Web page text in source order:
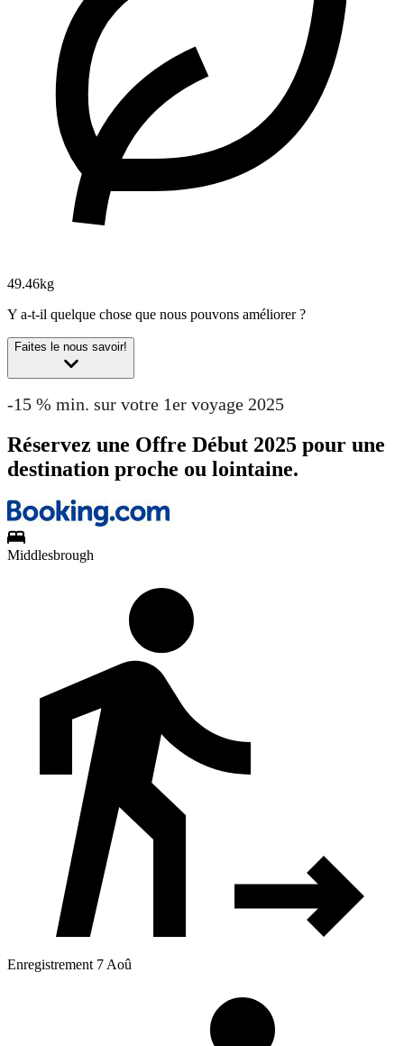
49.46kg
Y a-t-il quelque chose que nous pouvons améliorer ?
Faites le nous savoir!
-15 % min. sur votre 1er voyage 2025
Réservez une Offre Début 2025 pour une
destination proche ou lointaine.
Middlesbrough
Enregistrement 7 Aoû